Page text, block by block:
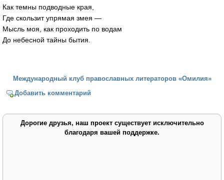
Как темны подводные края,
Где скользит упрямая змея —
Мысль моя, как проходить по водам
До небесной тайны бытия.
Международный клуб православных литераторов «Омилия»
Добавить комментарий
Дорогие друзья, наш проект существует исключительно
благодаря вашей поддержке.